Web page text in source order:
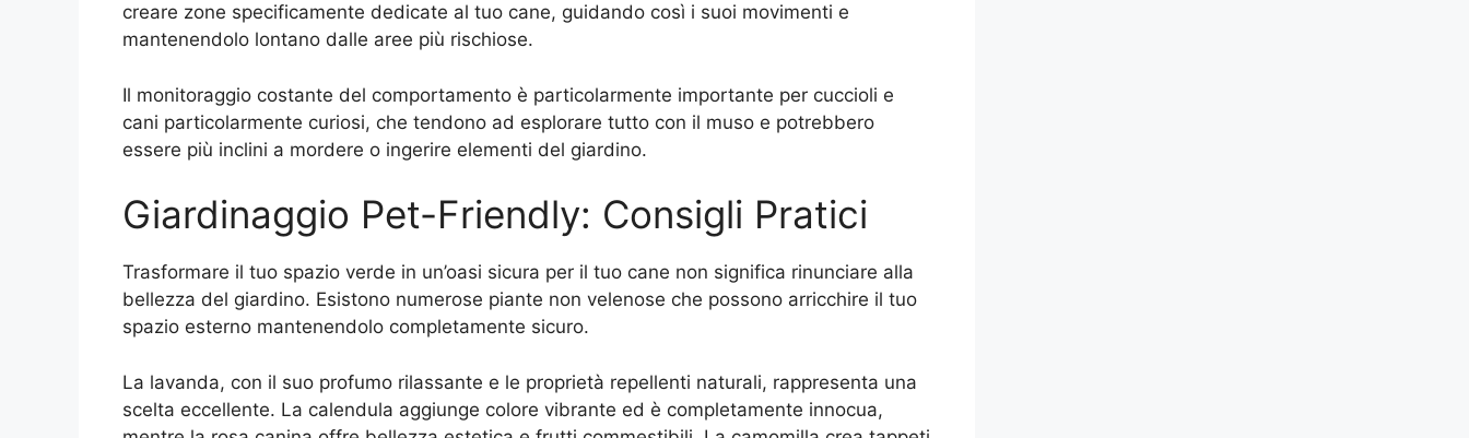
creare zone specificamente dedicate al tuo cane, guidando così i suoi movimenti e
mantenendolo lontano dalle aree più rischiose.
Il monitoraggio costante del comportamento è particolarmente importante per cuccioli e
cani particolarmente curiosi, che tendono ad esplorare tutto con il muso e potrebbero
essere più inclini a mordere o ingerire elementi del giardino.
Giardinaggio Pet-Friendly: Consigli Pratici
Trasformare il tuo spazio verde in un’oasi sicura per il tuo cane non significa rinunciare alla
bellezza del giardino. Esistono numerose piante non velenose che possono arricchire il tuo
spazio esterno mantenendolo completamente sicuro.
La lavanda, con il suo profumo rilassante e le proprietà repellenti naturali, rappresenta una
scelta eccellente. La calendula aggiunge colore vibrante ed è completamente innocua,